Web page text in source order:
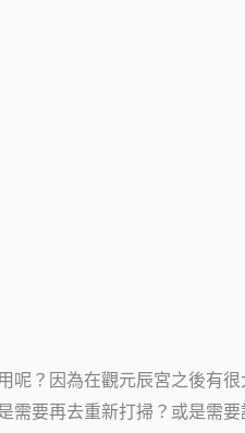
呢？因為在觀元辰宮之後有
需要再去重新打掃？或是需